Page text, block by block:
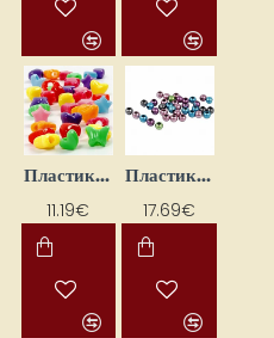
Пластиковые бусины (D10 мм, 400 г)
11.19€
Пластиковые бусины - жемчужный перламутр (D 10 мм; 700 мл.)
17.69€